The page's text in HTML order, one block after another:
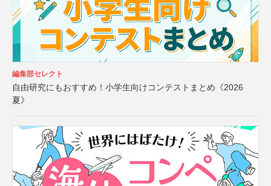
編集部セレクト
自由研究にもおすすめ！小学生向けコンテストまとめ《2026
夏》